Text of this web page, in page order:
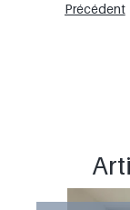
Précédent